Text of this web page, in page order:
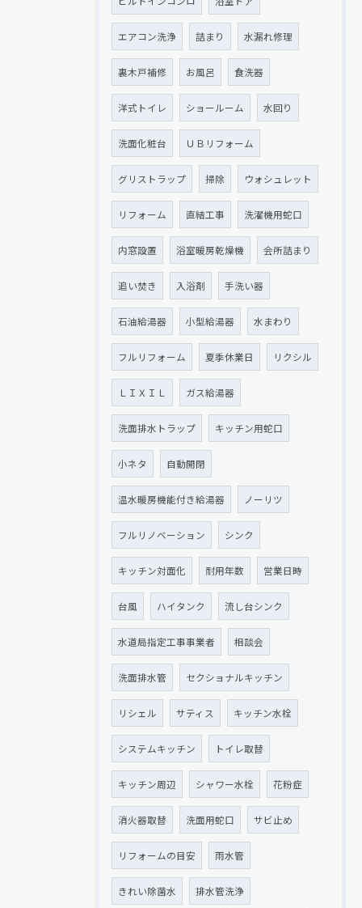
エアコン洗浄 詰まり 水漏れ修理
裏木戸補修 お風呂 食洗器
洋式トイレ ショールーム 水回り
洗面化粧台 ＵＢリフォーム
グリストラップ 掃除 ウォシュレット
リフォーム 直結工事 洗濯機用蛇口
内窓設置 浴室暖房乾燥機 会所詰まり
追い焚き 入浴剤 手洗い器
石油給湯器 小型給湯器 水まわり
フルリフォーム 夏季休業日 リクシル
ＬＩＸＩＬ ガス給湯器
洗面排水トラップ キッチン用蛇口
小ネタ 自動開閉
温水暖房機能付き給湯器 ノーリツ
フルリノベーション シンク
キッチン対面化 耐用年数 営業日時
台風 ハイタンク 流し台シンク
水道局指定工事事業者 相談会
洗面排水管 セクショナルキッチン
リシェル サティス キッチン水栓
システムキッチン トイレ取替
キッチン周辺 シャワー水栓 花粉症
消火器取替 洗面用蛇口 サビ止め
リフォームの目安 雨水管
きれい除菌水 排水管洗浄